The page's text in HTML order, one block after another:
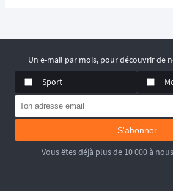
le plaisir de rouler plutôt que sur la
📆 Prochaines dates : du 19 au 20
Un e-mail par mois, pour découvrir de
Sport
S'abonner
Vous êtes déjà plus de 10 000 à